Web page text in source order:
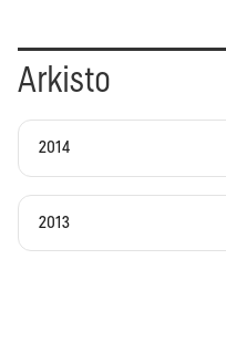
Arkisto
2014
2013